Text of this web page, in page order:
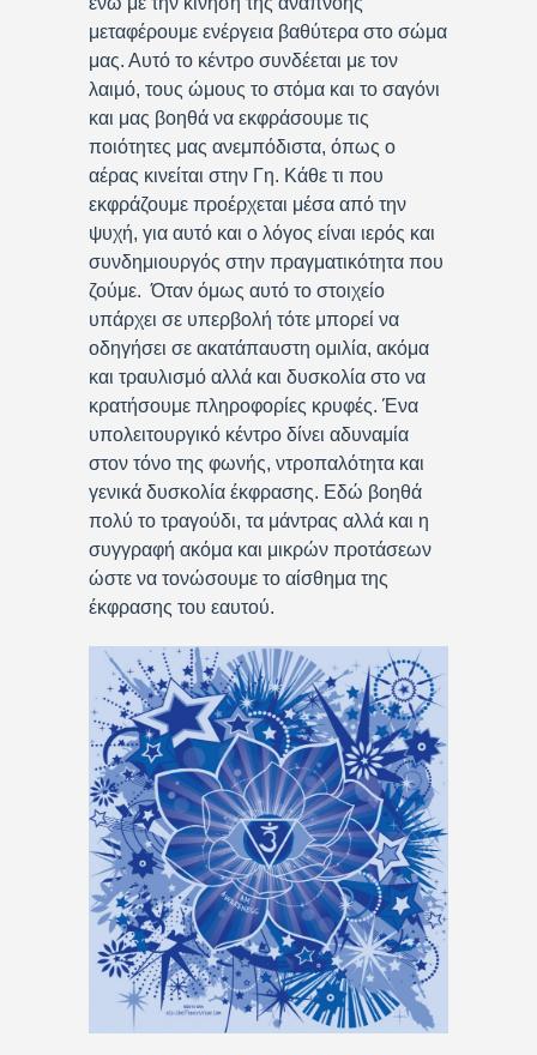
μεταφέρουμε ενέργεια βαθύτερα στο σώμα
μας. Αυτό το κέντρο συνδέεται με τον
λαιμό, τους ώμους το στόμα και το σαγόνι
και μας βοηθά να εκφράσουμε τις
ποιότητες μας ανεμπόδιστα, όπως ο
αέρας κινείται στην Γη. Κάθε τι που
εκφράζουμε προέρχεται μέσα από την
ψυχή, για αυτό και ο λόγος είναι ιερός και
συνδημιουργός στην πραγματικότητα που
ζούμε. Όταν όμως αυτό το στοιχείο
υπάρχει σε υπερβολή τότε μπορεί να
οδηγήσει σε ακατάπαυστη ομιλία, ακόμα
και τραυλισμό αλλά και δυσκολία στο να
κρατήσουμε πληροφορίες κρυφές. Ένα
υπολειτουργικό κέντρο δίνει αδυναμία
στον τόνο της φωνής, ντροπαλότητα και
γενικά δυσκολία έκφρασης. Εδώ βοηθά
πολύ το τραγούδι, τα μάντρας αλλά και η
συγγραφή ακόμα και μικρών προτάσεων
ώστε να τονώσουμε το αίσθημα της
έκφρασης του εαυτού.